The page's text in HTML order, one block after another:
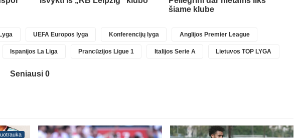
šiame klube
UEFA Europos lyga Konferencijų lyga Anglijos Premier League
Ispanijos La Liga Prancūzijos Ligue 1 Italijos Serie A Lietuvos TOP LYGA
Seniausi 0